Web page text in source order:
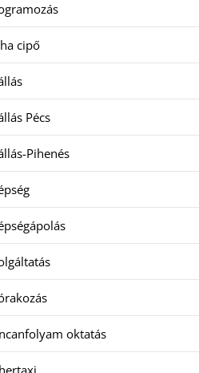
cipő
Pécs
Pihenés
oktatás